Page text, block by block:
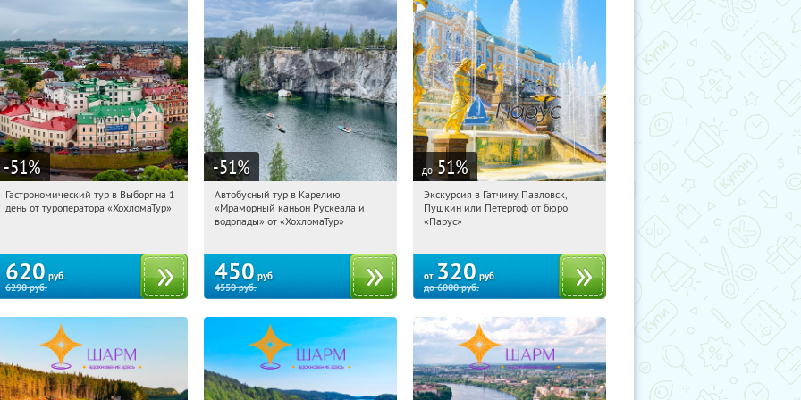
-51%
07:57:59 Купили:5
Гастрономический тур в Выборг на 1
день от туроператора «ХохломаТур»
620 руб.
6290руб.
-51%
07:57:59 Купили:
Сенная площадь
Автобусный тур в Карелию
«Мраморный каньон Рускеала и
водопады» от «ХохломаТур»
450 руб.
4550руб.
до 51%
07:57:59 Купили:
Площадь Восстания
Экскурсия в Гатчину, Павловск,
Пушкин или Петергоф от бюро
«Парус»
от 320 руб.
до6000руб.